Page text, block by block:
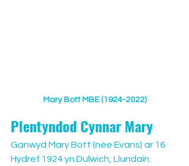
Mary Bott MBE (1924-2022)
Plentyndod Cynnar Mary
Ganwyd Mary Bott (née Evans) ar 16
Hydref 1924 yn Dulwich, Llundain.